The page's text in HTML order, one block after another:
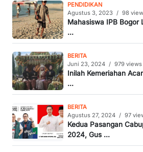
PENDIDIKAN
Agustus 3, 2023 / 98
Mahasiswa IPB Bogor
...
BERITA
Juni 23, 2024 / 979 views
Inilah Kemeriahan
...
BERITA
Agustus 27, 2024 / 97
Kedua Pasangan
2024, Gus ...